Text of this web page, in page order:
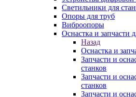
Светильники для
Опоры для труб
Виброопоры
Оснастка и запчасти
Назад
Оснастка и
Запчасти и
станков
Запчасти и
станков
Запчасти и